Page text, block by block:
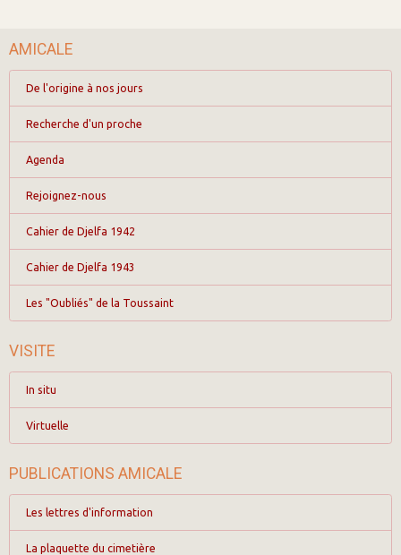
AMICALE
De l'origine à nos jours
Recherche d'un proche
Agenda
Rejoignez-nous
Cahier de Djelfa 1942
Cahier de Djelfa 1943
Les "Oubliés" de la Toussaint
VISITE
In situ
Virtuelle
PUBLICATIONS AMICALE
Les lettres d'information
La plaquette du cimetière